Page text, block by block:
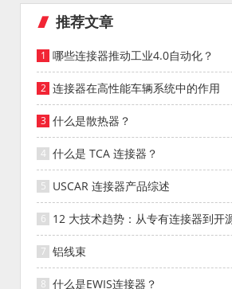
推荐文章
哪些连接器推动工业4.0自动化？
连接器在高性能车辆系统中的作用
什么是散热器？
什么是 TCA 连接器？
USCAR 连接器产品综述
12 大技术趋势：从专有连接器到开
器的演变
铝线束
什么是EWIS连接器？